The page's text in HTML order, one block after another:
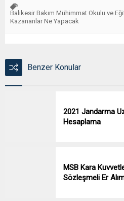
Balıkesir Bakım Mühimmat Okulu ve
Kazananlar Ne Yapacak
Benzer Konular
2021 Jandarma
Hesaplama
MSB Kara
Sözleşmeli Er